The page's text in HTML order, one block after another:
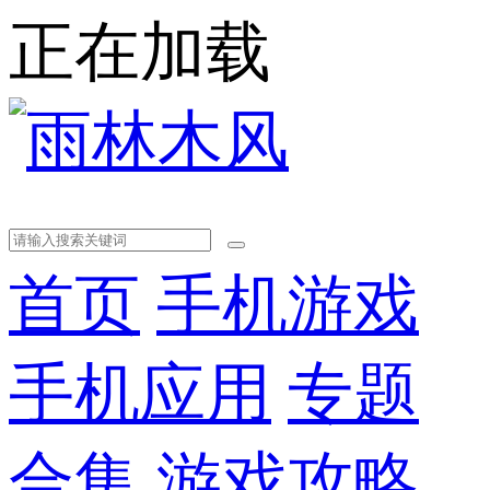
正在加载
首页 手机游戏
手机应用 专题